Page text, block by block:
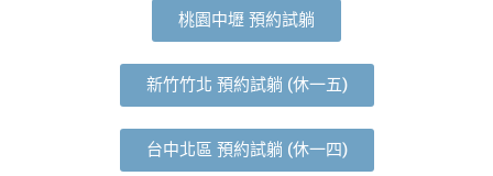
桃園中壢 預約試躺
新竹竹北 預約試躺 (休一五)
台中北區 預約試躺 (休一四)